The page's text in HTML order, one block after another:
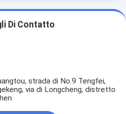
Di Contatto
strada di No.9 Tengfei,
via di Longcheng, distretto